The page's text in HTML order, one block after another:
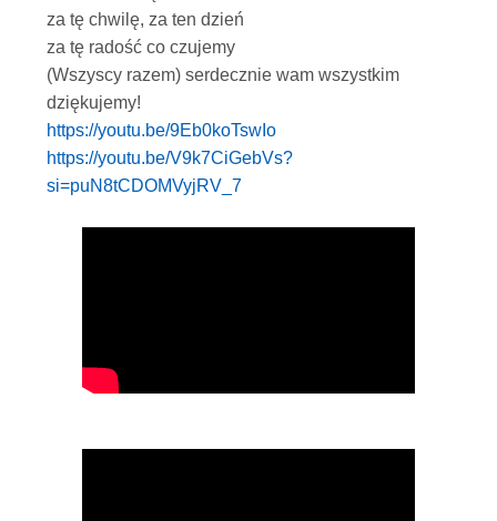
za tę chwilę, za ten dzień
za tę radość co czujemy
(Wszyscy razem) serdecznie wam wszystkim
dziękujemy!
https://youtu.be/9Eb0koTswIo
https://youtu.be/V9k7CiGebVs?
si=puN8tCDOMVyjRV_7